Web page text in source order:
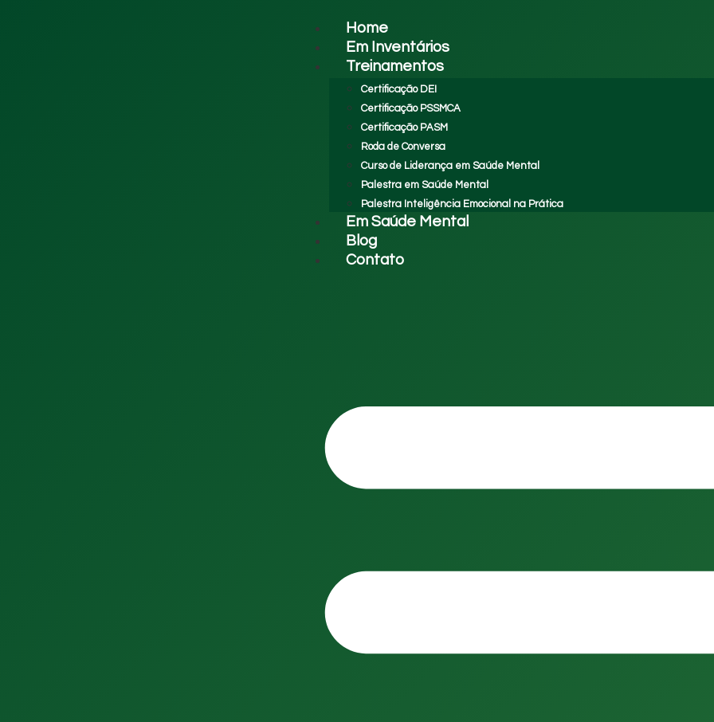
Home
Em Inventários
Treinamentos
Certificação DEI
Certificação PSSMCA
Certificação PASM
Roda de Conversa
Curso de Liderança em Saúde Mental
Palestra em Saúde Mental
Palestra Inteligência Emocional na Prática
Em Saúde Mental
Blog
Contato